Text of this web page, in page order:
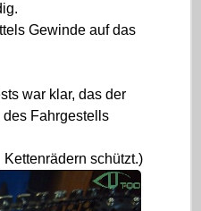
Gewinde auf das
war klar, das der
Fahrgestells
schützt.)